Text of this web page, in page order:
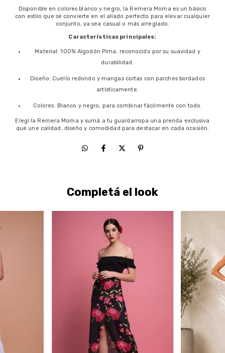
Disponible en colores blanco y negro, la Remera Moma es un básico
con estilo que se convierte en el aliado perfecto para elevar cualquier
conjunto, ya sea casual o más arreglado.
Características principales:
Material: 100% Algodón Pima, reconocido por su suavidad y
durabilidad.
Diseño: Cuello redondo y mangas cortas con parches bordados
artísticamente.
Colores: Blanco y negro, para combinar fácilmente con todo.
Elegí la Remera Moma y sumá a tu guardarropa una prenda exclusiva
que une calidad, diseño y comodidad para destacar en cada ocasión.
Completá el look